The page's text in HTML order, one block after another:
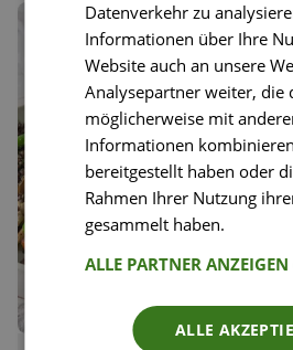
Datenverkehr zu
Informationen über Ihre
Website auch an unsere
Analysepartner weiter, die
möglicherweise mit
Informationen
bereitgestellt haben oder
Rahmen Ihrer Nutzung
gesammelt haben.
ALLE PARTNER ANZEIGEN
ALLE